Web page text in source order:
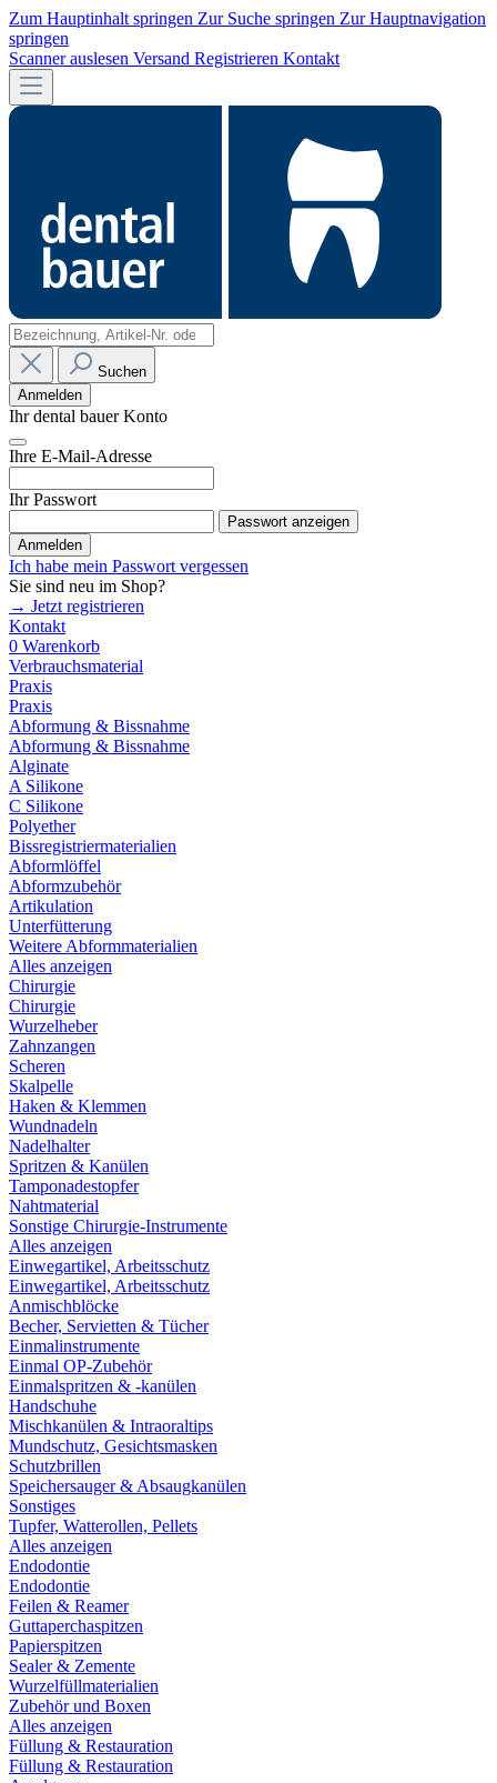
Zum Hauptinhalt springen Zur Suche springen Zur Hauptnavigation
springen
Scanner auslesen Versand Registrieren Kontakt
Suchen
Anmelden
Ihr dental bauer Konto
Ihre E-Mail-Adresse
Ihr Passwort
Passwort anzeigen
Anmelden
Ich habe mein Passwort vergessen
Sie sind neu im Shop?
→ Jetzt registrieren
Kontakt
0 Warenkorb
Verbrauchsmaterial
Praxis
Praxis
Abformung & Bissnahme
Abformung & Bissnahme
Alginate
A Silikone
C Silikone
Polyether
Bissregistriermaterialien
Abformlöffel
Abformzubehör
Artikulation
Unterfütterung
Weitere Abformmaterialien
Alles anzeigen
Chirurgie
Chirurgie
Wurzelheber
Zahnzangen
Scheren
Skalpelle
Haken & Klemmen
Wundnadeln
Nadelhalter
Spritzen & Kanülen
Tamponadestopfer
Nahtmaterial
Sonstige Chirurgie-Instrumente
Alles anzeigen
Einwegartikel, Arbeitsschutz
Einwegartikel, Arbeitsschutz
Anmischblöcke
Becher, Servietten & Tücher
Einmalinstrumente
Einmal OP-Zubehör
Einmalspritzen & -kanülen
Handschuhe
Mischkanülen & Intraoraltips
Mundschutz, Gesichtsmasken
Schutzbrillen
Speichersauger & Absaugkanülen
Sonstiges
Tupfer, Watterollen, Pellets
Alles anzeigen
Endodontie
Endodontie
Feilen & Reamer
Guttaperchaspitzen
Papierspitzen
Sealer & Zemente
Wurzelfüllmaterialien
Zubehör und Boxen
Alles anzeigen
Füllung & Restauration
Füllung & Restauration